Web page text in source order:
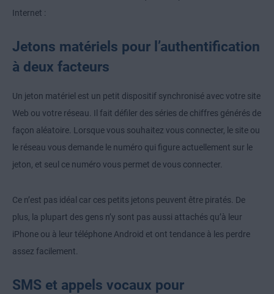
Internet :
Jetons matériels pour l’authentification
à deux facteurs
Un jeton matériel est un petit dispositif synchronisé avec votre site
Web ou votre réseau. Il fait défiler des séries de chiffres générés de
façon aléatoire. Lorsque vous souhaitez vous connecter, le site ou
le réseau vous demande le numéro qui figure actuellement sur le
jeton, et seul ce numéro vous permet de vous connecter.
Ce n’est pas idéal car ces petits jetons peuvent être piratés. De
plus, la plupart des gens n’y sont pas aussi attachés qu’à leur
iPhone ou à leur téléphone Android et ont tendance à les perdre
assez facilement.
SMS et appels vocaux pour